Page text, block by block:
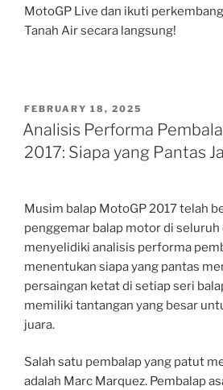
MotoGP Live dan ikuti
Tanah Air secara langsung!
POSTED
ON
FEBRUARY 18, 2025
Analisis Performa
2017: Siapa yang Pantas
Musim balap MotoGP 2017 telah
penggemar balap motor di
menyelidiki analisis performa
menentukan siapa yang pantas
persaingan ketat di setiap seri
memiliki tantangan yang besar
juara.
Salah satu pembalap yang patut
adalah Marc Marquez. Pembalap